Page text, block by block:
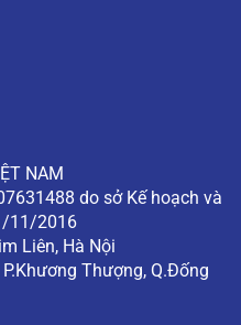
NAM
do sở Kế hoạch và
11/2016
Liên, Hà Nội
Thượng, Q.Đống